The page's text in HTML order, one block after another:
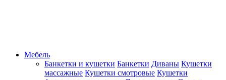
Мебель
Банкетки и кушетки Банкетки Диваны Кушетки
массажные Кушетки смотровые Кушетки